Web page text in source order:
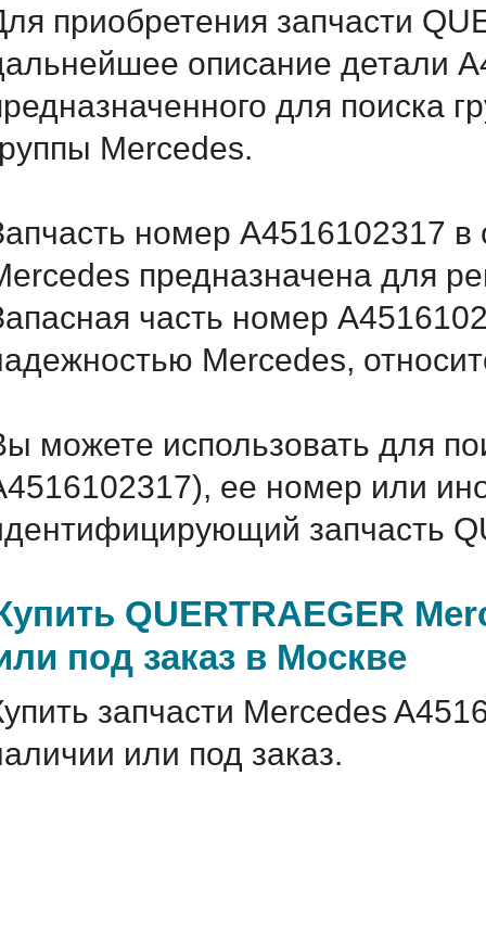
приобретения запчасти
описание детали
для поиска
Mercedes.
номер A4516102317 в
предназначена для
часть номер
Mercedes,
можете использовать для
ее номер или
запчасть
QUERTRAEGER
под заказ в Москве
запчасти Mercedes
или под заказ.